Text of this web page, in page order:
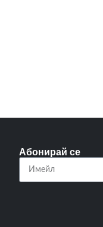
Абонирай се